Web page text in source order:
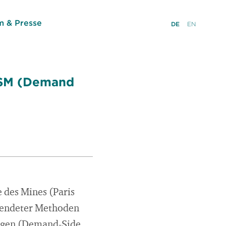
& Presse DE EN
(Demand
Mines (Paris
Methoden